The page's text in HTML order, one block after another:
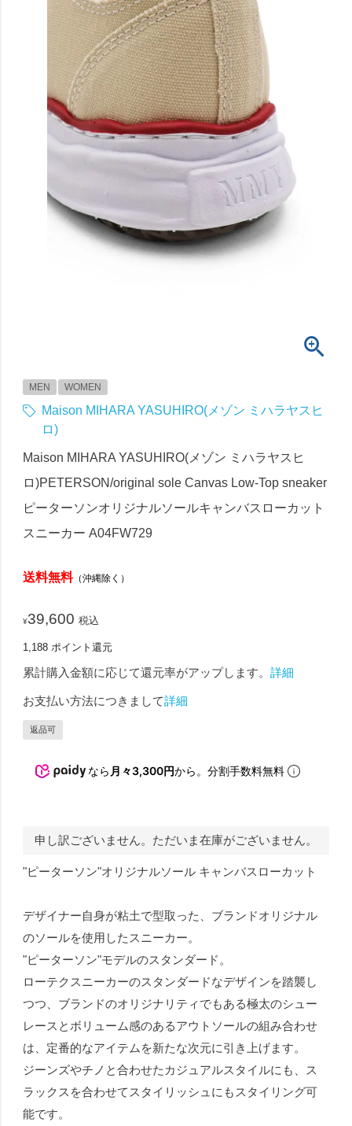
MEN WOMEN
Maison MIHARA YASUHIRO(メゾン ミハラヤスヒ
ロ)
Maison MIHARA YASUHIRO(メゾン ミハラヤスヒ
ロ)PETERSON/original sole Canvas Low-Top sneaker
ピーターソンオリジナルソールキャンバスローカット
スニーカー A04FW729
送料無料（沖縄除く）
¥39,600 税込
1,188 ポイント還元
累計購入金額に応じて還元率がアップします。詳細
お支払い方法につきまして詳細
返品可
なら 月々3,300円から。分割手数料無料
申し訳ございません。ただいま在庫がございません。
"ピーターソン"オリジナルソール キャンバスローカット
デザイナー自身が粘土で型取った、ブランドオリジナル
のソールを使用したスニーカー。
"ピーターソン"モデルのスタンダード。
ローテクスニーカーのスタンダードなデザインを踏襲し
つつ、ブランドのオリジナリティでもある極太のシュー
レースとボリューム感のあるアウトソールの組み合わせ
は、定番的なアイテムを新たな次元に引き上げます。
ジーンズやチノと合わせたカジュアルスタイルにも、ス
ラックスを合わせてスタイリッシュにもスタイリング可
能です。